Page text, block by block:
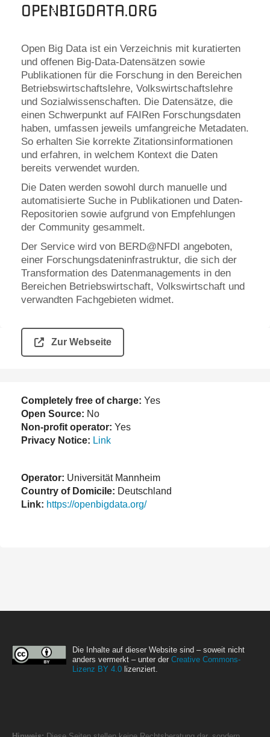
openBIGdata.org
Open Big Data ist ein Verzeichnis mit kuratierten
und offenen Big-Data-Datensätzen sowie
Publikationen für die Forschung in den Bereichen
Betriebswirtschaftslehre, Volkswirtschaftslehre
und Sozialwissenschaften. Die Datensätze, die
einen Schwerpunkt auf FAIRen Forschungsdaten
haben, umfassen jeweils umfangreiche Metadaten.
So erhalten Sie korrekte Zitationsinformationen
und erfahren, in welchem Kontext die Daten
bereits verwendet wurden.
Die Daten werden sowohl durch manuelle und
automatisierte Suche in Publikationen und Daten-
Repositorien sowie aufgrund von Empfehlungen
der Community gesammelt.
Der Service wird von BERD@NFDI angeboten,
einer Forschungsdateninfrastruktur, die sich der
Transformation des Datenmanagements in den
Bereichen Betriebswirtschaft, Volkswirtschaft und
verwandten Fachgebieten widmet.
Zur Webseite
Completely free of charge: Yes
Open Source: No
Non-profit operator: Yes
Privacy Notice: Link
Operator: Universität Mannheim
Country of Domicile: Deutschland
Link: https://openbigdata.org/
Die Inhalte auf dieser Website sind – soweit nicht
anders vermerkt – unter der Creative Commons-
Lizenz BY 4.0 lizenziert.